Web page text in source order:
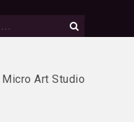
Micro Art Studio